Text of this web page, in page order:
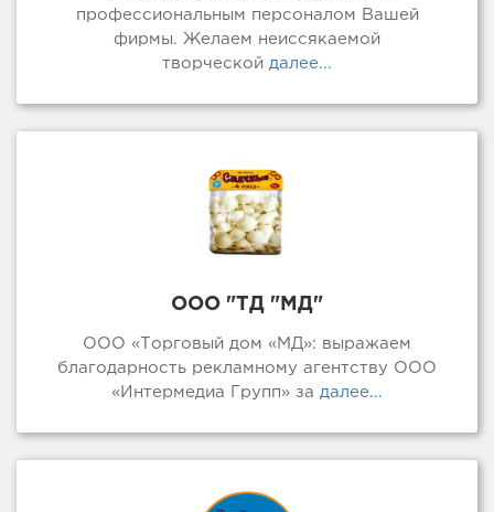
профессиональным персоналом Вашей
фирмы. Желаем неиссякаемой
творческой далее...
ООО "ТД "МД"
ООО «Торговый дом «МД»: выражаем
благодарность рекламному агентству ООО
«Интермедиа Групп» за далее...